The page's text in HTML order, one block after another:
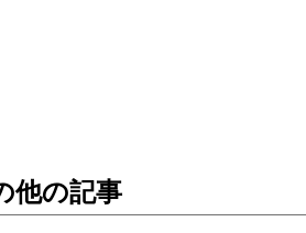
他の記事